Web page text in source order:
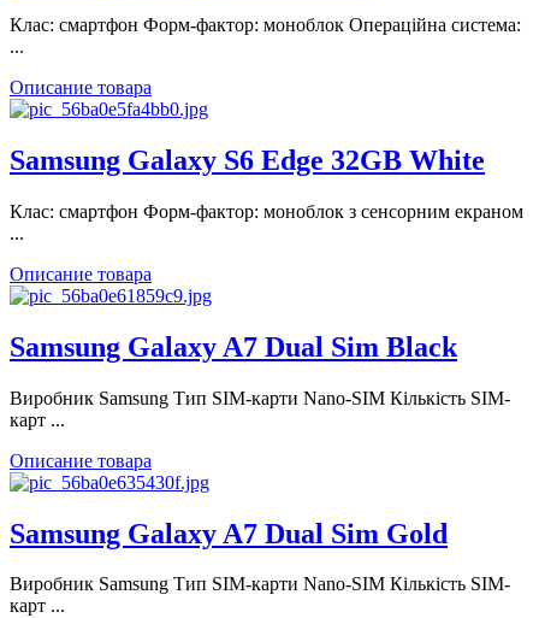
Клас: смартфон Форм-фактор: моноблок Операційна система:
...
Описание товара
Samsung Galaxy S6 Edge 32GB White
Клас: смартфон Форм-фактор: моноблок з сенсорним екраном
...
Описание товара
Samsung Galaxy A7 Dual Sim Black
Виробник Samsung Тип SIM-карти Nano-SIM Кількість SIM-
карт ...
Описание товара
Samsung Galaxy A7 Dual Sim Gold
Виробник Samsung Тип SIM-карти Nano-SIM Кількість SIM-
карт ...